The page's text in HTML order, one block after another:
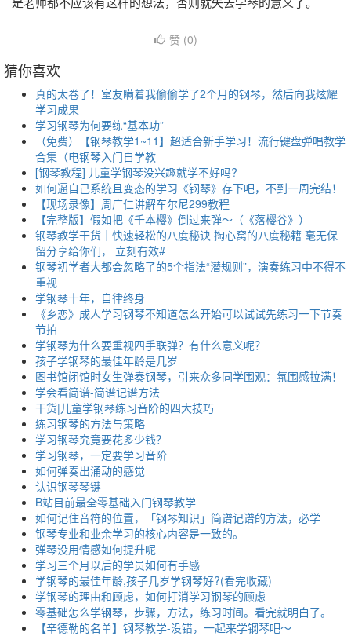
赞 (0)
猜你喜欢
真的太卷了！室友瞒着我偷偷学了2个月的钢琴，然后向我炫耀
学习成果
学习钢琴为何要练“基本功”
（免费）【钢琴教学1~11】超适合新手学习！流行键盘弹唱教学
合集（电钢琴入门自学教
[钢琴教程] 儿童学钢琴没兴趣就学不好吗?
如何逼自己系统且变态的学习《钢琴》存下吧，不到一周完结！
【现场录像】周广仁讲解车尔尼299教程
【完整版】假如把《千本樱》倒过来弹～（《落樱谷》）
钢琴教学干货｜快速轻松的八度秘诀 掏心窝的八度秘籍 毫无保
留分享给你们， 立刻有效#
钢琴初学者大都会忽略了的5个指法“潜规则”，演奏练习中不得不
重视
学钢琴十年，自律终身
《乡恋》成人学习钢琴不知道怎么开始可以试试先练习一下节奏
节拍
学钢琴为什么要重视四手联弹？有什么意义呢？
孩子学钢琴的最佳年龄是几岁
图书馆闭馆时女生弹奏钢琴，引来众多同学围观：氛围感拉满！
学会看简谱-简谱记谱方法
干货|儿童学钢琴练习音阶的四大技巧
练习钢琴的方法与策略
学习钢琴究竟要花多少钱？
学习钢琴，一定要学习音阶
如何弹奏出涌动的感觉
认识钢琴琴键
B站目前最全零基础入门钢琴教学
如何记住音符的位置，「钢琴知识」简谱记谱的方法，必学
钢琴专业和业余学习的核心内容是一致的。
弹琴没用情感如何提升呢
学习三个月以后的学员如何有手感
学钢琴的最佳年龄,孩子几岁学钢琴好?(看完收藏)
学钢琴的理由和顾虑，如何打消学习钢琴的顾虑
零基础怎么学钢琴，步骤，方法，练习时间。看完就明白了。
【辛德勒的名单】钢琴教学-没错，一起来学钢琴吧～